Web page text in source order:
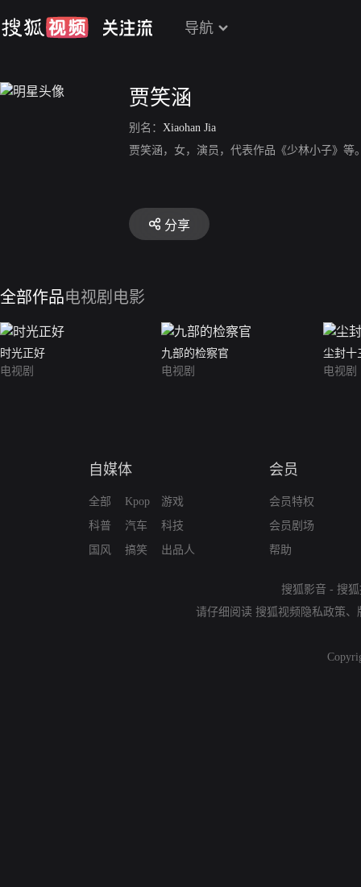
导航
贾笑涵
别名： Xiaohan Jia
贾笑涵，女，演员，代表作品《少林小子》等
分享
全部作品电视剧 电影
时光正好
电视剧
九部的检察官
电视剧
尘封十
电视剧
自媒体
全部
科普
国风
Kpop
汽车
搞笑
游戏
科技
出品人
会员
会员特权
会员剧场
帮助
搜狐影音 - 搜
请仔细阅读 搜狐视频隐私政策、